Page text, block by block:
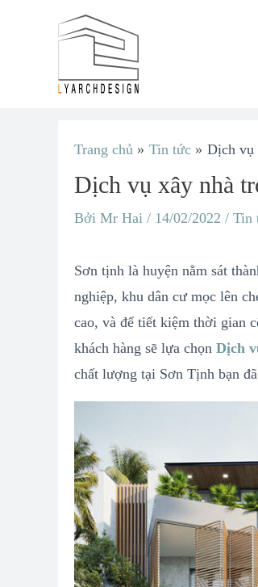
Trang chủ Tin tức Dịch vụ
Dịch vụ xây nhà
Bởi Mr Hai / 14/02/2022 / Tin
Sơn tịnh là huyện nằm sát
nghiệp, khu dân cư mọc lên
cao, và để tiết kiệm thời gian
khách hàng sẽ lựa chọn Dịch
chất lượng tại Sơn Tịnh bạn
hướng
viết